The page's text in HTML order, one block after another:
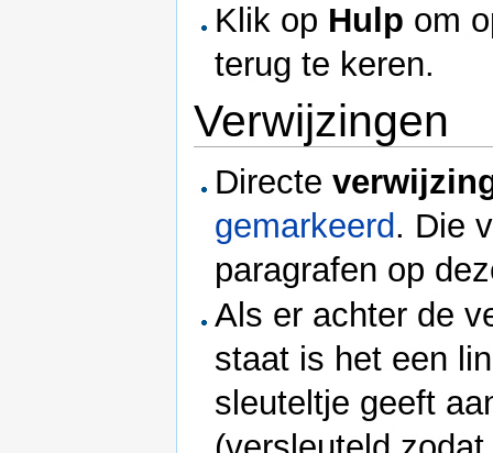
Klik op Hulp om
terug te keren.
Verwijzingen
Directe
gemarkeerd. Die
paragrafen op
Als er achter de
staat is het een
sleuteltje geeft